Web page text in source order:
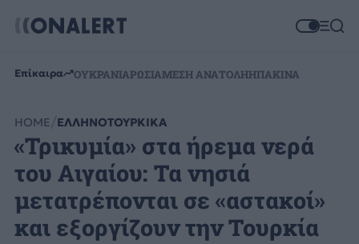
Επίκαιρα ΟΥΚΡΑΝΙΑΡΩΣΙΑΜΕΣΗ ΑΝΑΤΟΛΗΗΠΑΚΙΝΑ
HOME ΕΛΛΗΝΟΤΟΥΡΚΙΚΑ
«Τρικυμία» στα ήρεμα νερά
του Αιγαίου: Τα νησιά
μετατρέπονται σε «αστακοί»
και εξοργίζουν την Τουρκία